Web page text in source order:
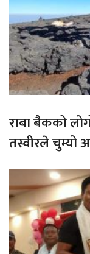
राबा बैकको
तस्वीरले चुम्यो